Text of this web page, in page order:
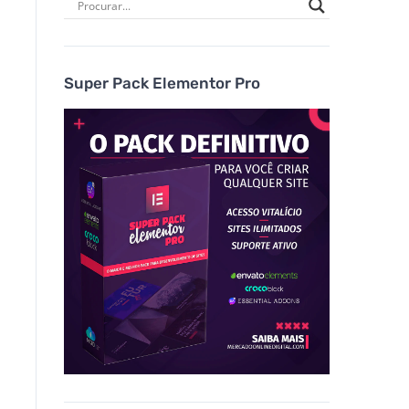
Super Pack Elementor Pro